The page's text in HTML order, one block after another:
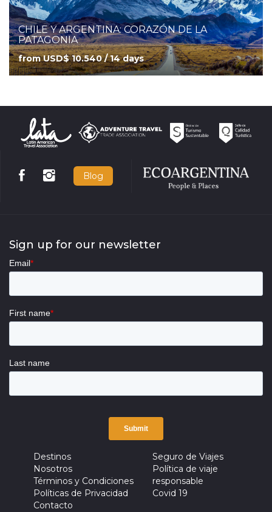
CHILE Y ARGENTINA: CORAZÓN DE LA
PATAGONIA
from USD$ 10.540 / 14 days
Blog
Sign up for our newsletter
Destinos
Nosotros
Términos y Condiciones
Políticas de Privacidad
Contacto
Seguro de Viajes
Política de viaje
responsable
Covid 19